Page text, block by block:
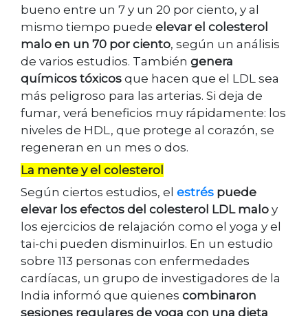
bueno entre un 7 y un 20 por ciento, y al
mismo tiempo puede elevar el colesterol
malo en un 70 por ciento, según un análisis
de varios estudios. También genera
químicos tóxicos que hacen que el LDL sea
más peligroso para las arterias. Si deja de
fumar, verá beneficios muy rápidamente: los
niveles de HDL, que protege al corazón, se
regeneran en un mes o dos.
La mente y el colesterol
Según ciertos estudios, el estrés puede
elevar los efectos del colesterol LDL malo y
los ejercicios de relajación como el yoga y el
tai-chi pueden disminuirlos. En un estudio
sobre 113 personas con enfermedades
cardíacas, un grupo de investigadores de la
India informó que quienes combinaron
sesiones regulares de yoga con una dieta